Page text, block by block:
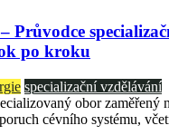
Průvodce
po kroku
specializační vzdělávání
obor zaměřený
cévního systému,